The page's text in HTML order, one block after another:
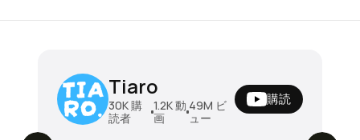
Tiaro
30K購
読者
1.2K動
画
49M ビ
ュー
購読
ソファベッド 折りたたみソファベッド ダ
ブル 木製フレーム クッション付き 幅196
cm ベッド兼用 2人掛け 来客用 リビング
寝椅子 安定感 北欧風 シンプル 新生活 家
¥196780
昼はソファ、夜はベッド。毎日ちょうどいい